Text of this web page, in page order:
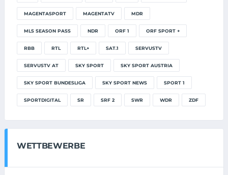
MAGENTASPORT MAGENTATV MDR
MLS SEASON PASS NDR ORF 1 ORF SPORT +
RBB RTL RTL+ SAT.1 SERVUSTV
SERVUSTV AT SKY SPORT SKY SPORT AUSTRIA
SKY SPORT BUNDESLIGA SKY SPORT NEWS SPORT 1
SPORTDIGITAL SR SRF 2 SWR WDR ZDF
WETTBEWERBE